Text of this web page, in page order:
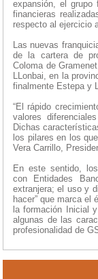
expansión, el grupo
financieras
respecto al ejercicio
Las nuevas
de la cartera de
Coloma de
LLonbai, en la
finalmente Estepa y
“El rápido
valores
Dichas
los pilares en los
Vera Carrillo,
En este sentido,
con Entidades
extranjera; el uso y
hacer” que marca el
la formación Inicial
algunas de las
profesionalidad de